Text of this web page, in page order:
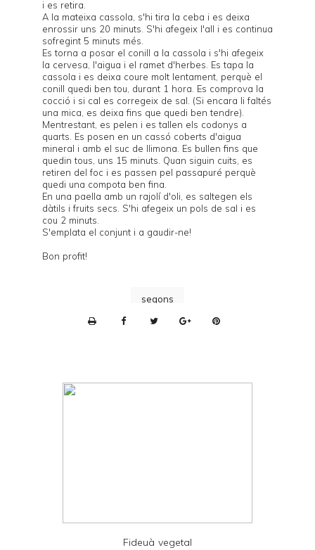
i es retira.
A la mateixa cassola, s'hi tira la ceba i es deixa
enrossir uns 20 minuts. S'hi afegeix l'all i es continua
sofregint 5 minuts més.
Es torna a posar el conill a la cassola i s'hi afegeix
la cervesa, l'aigua i el ramet d'herbes. Es tapa la
cassola i es deixa coure molt lentament, perquè el
conill quedi ben tou, durant 1 hora. Es comprova la
cocció i si cal es corregeix de sal. (Si encara li faltés
una mica, es deixa fins que quedi ben tendre).
Mentrestant, es pelen i es tallen els codonys a
quarts. Es posen en un cassó coberts d'aigua
mineral i amb el suc de llimona. Es bullen fins que
quedin tous, uns 15 minuts. Quan siguin cuits, es
retiren del foc i es passen pel passapuré perquè
quedi una compota ben fina.
En una paella amb un rajolí d'oli, es saltegen els
dàtils i fruits secs. S'hi afegeix un pols de sal i es
cou 2 minuts.
S'emplata el conjunt i a gaudir-ne!
Bon profit!
segons
n
Fideuà vegetal